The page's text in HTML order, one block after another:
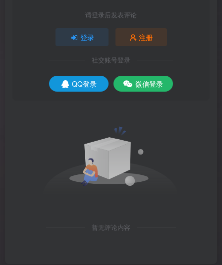
请登录后发表评论
登录 注册
社交账号登录
QQ登录 微信登录
暂无评论内容